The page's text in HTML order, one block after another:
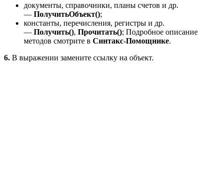
документы, справочники, планы счетов и др.
— ПолучитьОбъект();
константы, перечисления, регистры и др.
— Получить(), Прочитать(); Подробное описание
методов смотрите в Синтакс-Помощнике.
6. В выражении замените ссылку на объект.